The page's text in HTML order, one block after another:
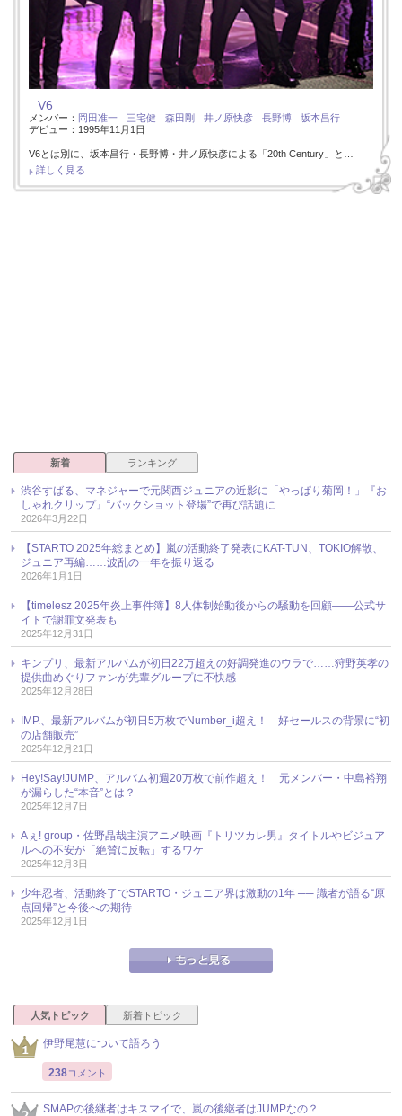
V6
メンバー： 岡田准一 三宅健 森田剛 井ノ原快彦 長野博
坂本昌行
デビュー：1995年11月1日
V6とは別に、坂本昌行・長野博・井ノ原快彦による「20th Century」と…
詳しく見る
新着 ランキング
渋谷すばる、マネジャーで元関西ジュニアの近影に「やっぱり菊岡！」『お
しゃれクリップ』“バックショット登場”で再び話題に
2026年3月22日
【STARTO 2025年総まとめ】嵐の活動終了発表にKAT-TUN、TOKIO解散、
ジュニア再編……波乱の一年を振り返る
2026年1月1日
【timelesz 2025年炎上事件簿】8人体制始動後からの騒動を回顧――公式サ
イトで謝罪文発表も
2025年12月31日
キンプリ、最新アルバムが初日22万超えの好調発進のウラで……狩野英孝の
提供曲めぐりファンが先輩グループに不快感
2025年12月28日
IMP.、最新アルバムが初日5万枚でNumber_i超え！ 好セールスの背景に“初
の店舗販売”
2025年12月21日
Hey!Say!JUMP、アルバム初週20万枚で前作超え！ 元メンバー・中島裕翔
が漏らした“本音”とは？
2025年12月7日
Aぇ! group・佐野晶哉主演アニメ映画『トリツカレ男』タイトルやビジュア
ルへの不安が「絶賛に反転」するワケ
2025年12月3日
少年忍者、活動終了でSTARTO・ジュニア界は激動の1年 ── 識者が語る“原
点回帰”と今後への期待
2025年12月1日
人気トピック 新着トピック
伊野尾慧について語ろう
238コメント
SMAPの後継者はキスマイで、嵐の後継者はJUMPなの？